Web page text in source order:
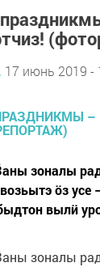
17 июнь 2019 -
зоналы
ӧз усе
вылӥ
зоналы